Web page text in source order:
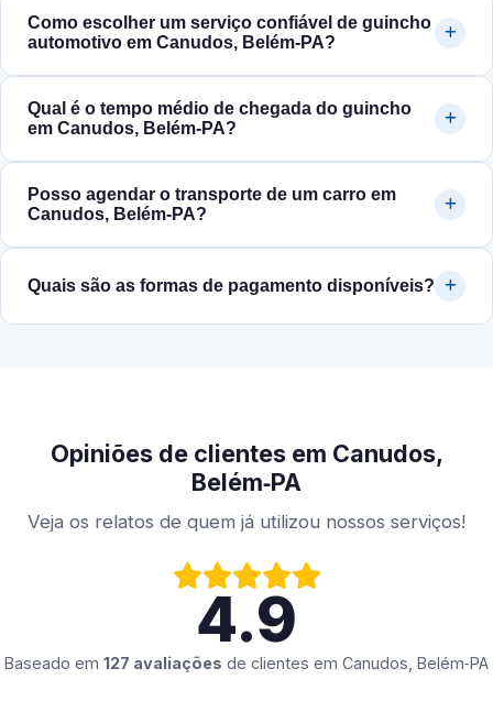
Como escolher um serviço confiável de guincho
automotivo em Canudos, Belém‑PA?
Qual é o tempo médio de chegada do guincho
em Canudos, Belém‑PA?
Posso agendar o transporte de um carro em
Canudos, Belém‑PA?
Quais são as formas de pagamento disponíveis?
Opiniões de clientes em Canudos,
Belém‑PA
Veja os relatos de quem já utilizou nossos serviços!
4.9
Baseado em 127 avaliações de clientes em Canudos, Belém‑PA